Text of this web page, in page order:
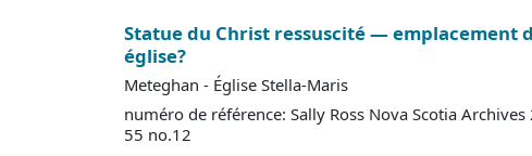
Statue du Christ ressuscité — emplacement
église?
Meteghan - Église Stella-Maris
numéro de référence: Sally Ross Nova Scotia
55 no.12